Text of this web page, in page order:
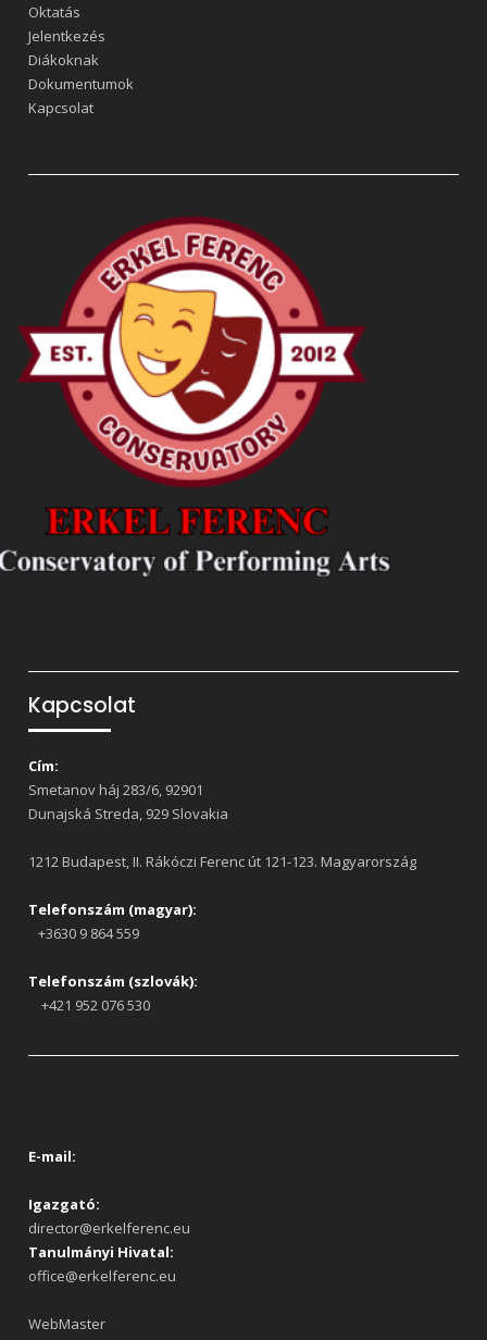
Oktatás
Jelentkezés
Diákoknak
Dokumentumok
Kapcsolat
Kapcsolat
Cím:
Smetanov háj 283/6, 92901
Dunajská Streda, 929 Slovakia
1212 Budapest, II. Rákóczi Ferenc út 121-123. Magyarország
Telefonszám (magyar):
+3630 9 864 559
Telefonszám (szlovák):
+421 952 076 530
E-mail:
Igazgató:
director@erkelferenc.eu
Tanulmányi Hivatal:
office@erkelferenc.eu
WebMaster